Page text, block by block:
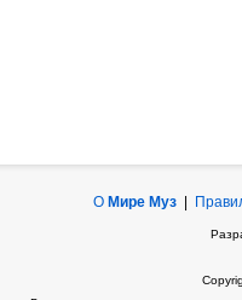
О Мире Муз|